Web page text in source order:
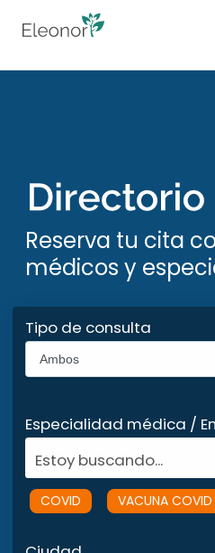
Reserva tu cita
médicos y
Tipo de consulta
Especialidad médica /
Estoy buscando...
COVID VACUNA COVID